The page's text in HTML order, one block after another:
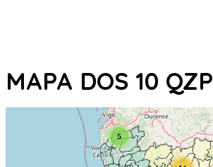
MAPA DOS 10 QZP